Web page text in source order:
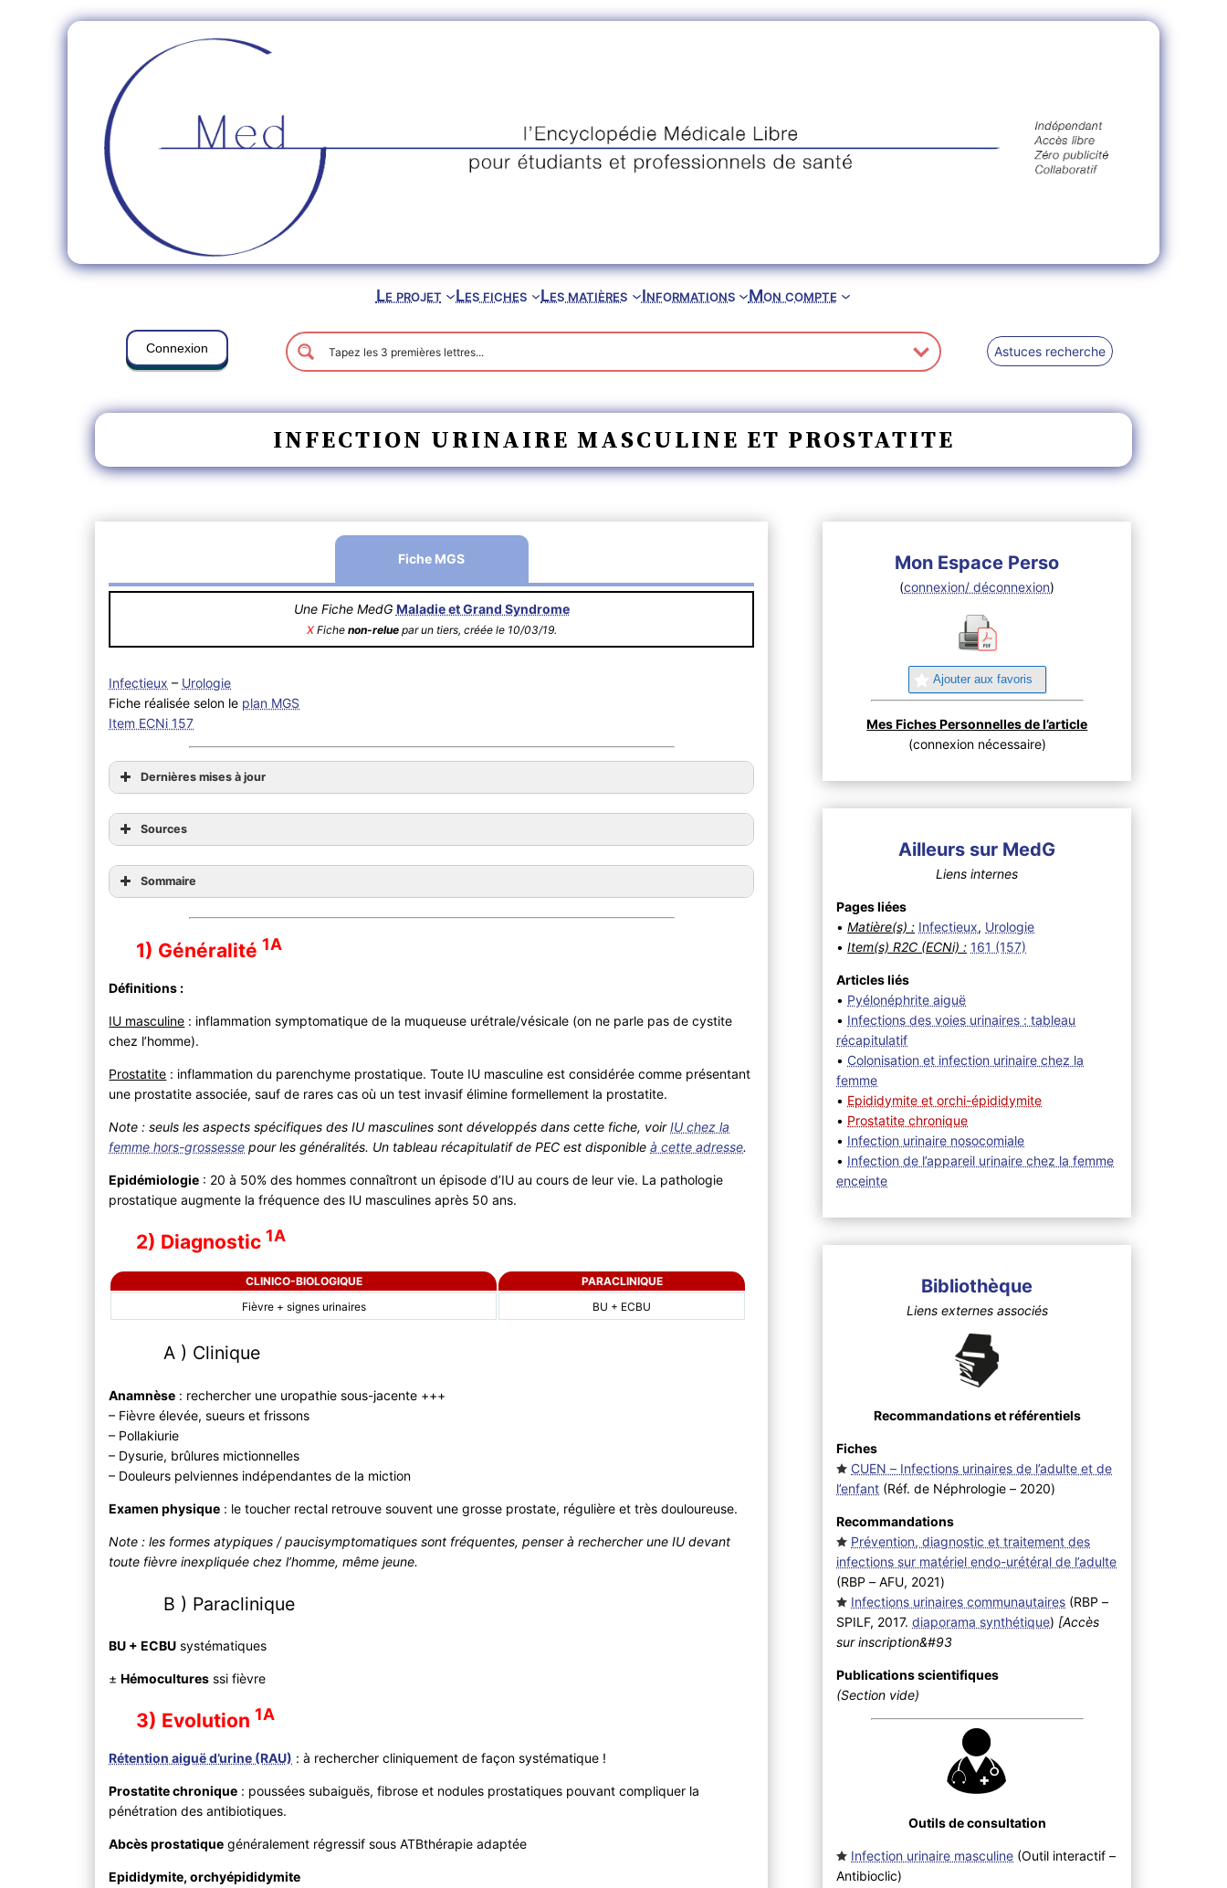
Le projet Les fiches Les matières Informations Mon compte
Connexion Astuces recherche
INFECTION URINAIRE MASCULINE ET PROSTATITE
Fiche MGS
Une Fiche MedG Maladie et Grand Syndrome
XFiche non-reluepar un tiers, créée le 10/03/19.
Infectieux – Urologie
Fiche réalisée selon le plan MGS
Item ECNi 157
Dernières mises à jour
Sources
Sommaire
1) Généralité 1A
Définitions :
IU masculine : inflammation symptomatique de la muqueuse urétrale/vésicale (on ne parle pas de cystite
chez l’homme).
Prostatite : inflammation du parenchyme prostatique. Toute IU masculine est considérée comme présentant
une prostatite associée, sauf de rares cas où un test invasif élimine formellement la prostatite.
Note : seuls les aspects spécifiques des IU masculines sont développés dans cette fiche, voirIU chez la
femme hors-grossesse pour les généralités. Un tableau récapitulatif de PEC est disponibleà cette adresse.
Epidémiologie : 20 à 50% des hommes connaîtront un épisode d’IU au cours de leur vie. La pathologie
prostatique augmente la fréquence des IU masculines après 50 ans.
2) Diagnostic 1A
CLINICO-BIOLOGIQUE
PARACLINIQUE
Fièvre + signes urinaires
BU + ECBU
A ) Clinique
Anamnèse : rechercher une uropathie sous-jacente +++
– Fièvre élevée, sueurs et frissons
– Pollakiurie
– Dysurie, brûlures mictionnelles
– Douleurs pelviennes indépendantes de la miction
Examen physique : le toucher rectal retrouve souvent une grosse prostate, régulière et très douloureuse.
Note : les formes atypiques / paucisymptomatiques sont fréquentes, penser à rechercher une IU devant
toute fièvre inexpliquée chez l’homme, même jeune.
B ) Paraclinique
BU + ECBU systématiques
±Hémocultures ssi fièvre
3) Evolution 1A
Rétention aiguë d’urine (RAU) : à rechercher cliniquement de façon systématique !
Prostatite chronique : poussées subaiguës, fibrose et nodules prostatiques pouvant compliquer la
pénétration des antibiotiques.
Abcès prostatique généralement régressif sous ATBthérapie adaptée
Epididymite, orchyépididymite
Mon Espace Perso
(connexion/ déconnexion)
Ajouter aux favoris
Mes Fiches Personnelles de l’article
(connexion nécessaire)
Ailleurs sur MedG
Liens internes
Pages liées
•Matière(s) : Infectieux, Urologie
•Item(s) R2C (ECNi) : 161 (157)
Articles liés
• Pyélonéphrite aiguë
• Infections des voies urinaires : tableau
récapitulatif
• Colonisation et infection urinaire chez la
femme
• Epididymite et orchi-épididymite
• Prostatite chronique
• Infection urinaire nosocomiale
• Infection de l’appareil urinaire chez la femme
enceinte
Bibliothèque
Liens externes associés
Recommandations et référentiels
Fiches
CUEN – Infections urinaires de l’adulte et de
l’enfant (Réf. de Néphrologie – 2020)
Recommandations
Prévention, diagnostic et traitement des
infections sur matériel endo-urétéral de l’adulte
(RBP – AFU, 2021)
Infections urinaires communautaires (RBP –
SPILF, 2017.diaporama synthétique) [Accès
sur inscription&#93
Publications scientifiques
(Section vide)
Outils de consultation
Infection urinaire masculine (Outil interactif –
Antibioclic)